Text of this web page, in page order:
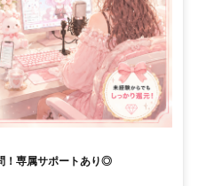
！専属サポートあり◎